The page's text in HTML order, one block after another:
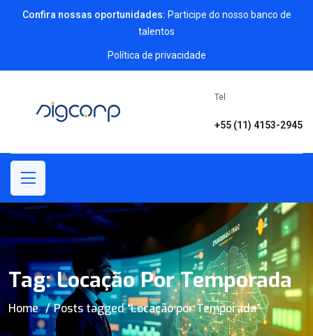
Confira nossas oportunidades: Participe do nosso banco de
talentos
Política de privacidade
Tel
+55 (11) 4153-2945
Tag:Locação Por Temporada
Home Posts tagged “Locação por Temporada”